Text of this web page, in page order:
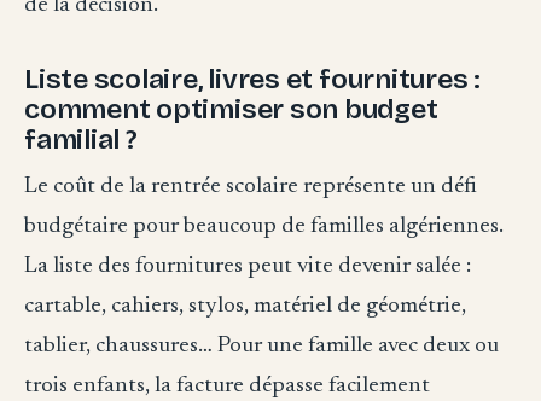
de la décision.
Liste scolaire, livres et fournitures :
comment optimiser son budget
familial ?
Le coût de la rentrée scolaire représente un défi
budgétaire pour beaucoup de familles algériennes.
La liste des fournitures peut vite devenir salée :
cartable, cahiers, stylos, matériel de géométrie,
tablier, chaussures… Pour une famille avec deux ou
trois enfants, la facture dépasse facilement